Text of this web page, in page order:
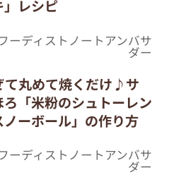
」レシピ
ーディストノートアンバサ
ダー
て丸めて焼くだけ♪サ
ろ「米粉のシュトーレン
ノーボール」の作り方
ーディストノートアンバサ
ダー